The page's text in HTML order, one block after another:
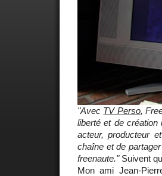
"Avec TV Perso,
liberté et de création
acteur, producteur
chaîne et de
freenaute."Suivent
Mon ami Jean-